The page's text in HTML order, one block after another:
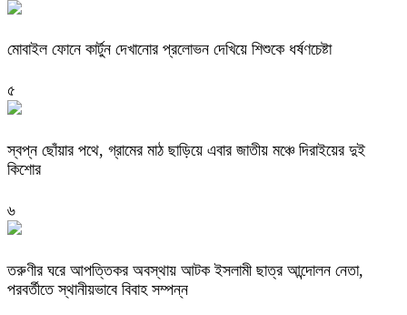
মোবাইল ফোনে কার্টুন দেখানোর প্রলোভন দেখিয়ে শিশুকে ধর্ষণচেষ্টা
৫
স্বপ্ন ছোঁয়ার পথে, গ্রামের মাঠ ছাড়িয়ে এবার জাতীয় মঞ্চে দিরাইয়ের দুই
কিশোর
৬
তরুণীর ঘরে আপত্তিকর অবস্থায় আটক ইসলামী ছাত্র আন্দোলন নেতা,
পরবর্তীতে স্থানীয়ভাবে বিবাহ সম্পন্ন